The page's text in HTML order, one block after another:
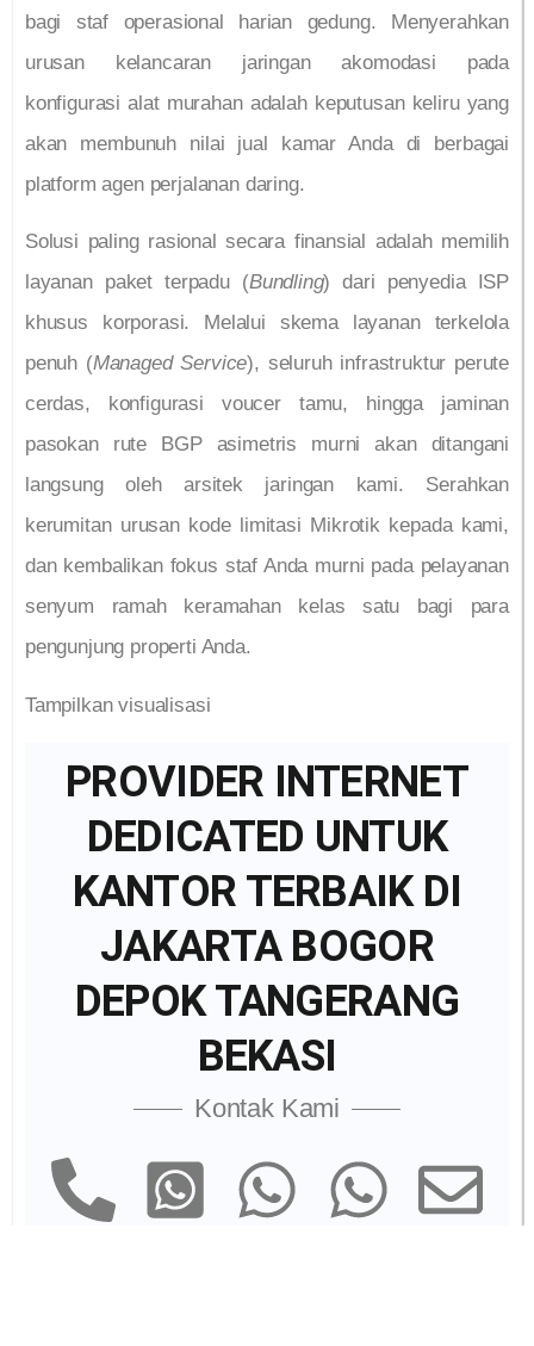
bagi staf operasional harian gedung. Menyerahkan
urusan kelancaran jaringan akomodasi pada
konfigurasi alat murahan adalah keputusan keliru yang
akan membunuh nilai jual kamar Anda di berbagai
platform agen perjalanan daring.
Solusi paling rasional secara finansial adalah memilih
layanan paket terpadu (Bundling) dari penyedia ISP
khusus korporasi. Melalui skema layanan terkelola
penuh (Managed Service), seluruh infrastruktur perute
cerdas, konfigurasi voucer tamu, hingga jaminan
pasokan rute BGP asimetris murni akan ditangani
langsung oleh arsitek jaringan kami. Serahkan
kerumitan urusan kode limitasi Mikrotik kepada kami,
dan kembalikan fokus staf Anda murni pada pelayanan
senyum ramah keramahan kelas satu bagi para
pengunjung properti Anda.
Tampilkan visualisasi
PROVIDER INTERNET
DEDICATED UNTUK
KANTOR TERBAIK DI
JAKARTA BOGOR
DEPOK TANGERANG
BEKASI
Kontak Kami